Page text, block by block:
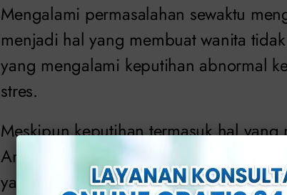
Mengalami permasalahan sewaktu
menjadi hal yang membuat wanita
yang mengalami keputihan abnormal
stres.
Meskipun keputihan termasuk hal
Anda tetap harus berhati-hati terhadap
yang berupa: